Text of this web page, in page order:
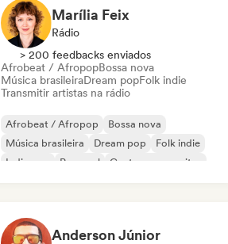
Marília Feix
Rádio
> 200 feedbacks enviados
Afrobeat / AfropopBossa nova
Música brasileiraDream popFolk indie
Transmitir artistas na rádio
Afrobeat / Afropop
Bossa nova
Música brasileira
Dream pop
Folk indie
Indie pop
Pop soul Cantor-compositor
Anderson Júnior